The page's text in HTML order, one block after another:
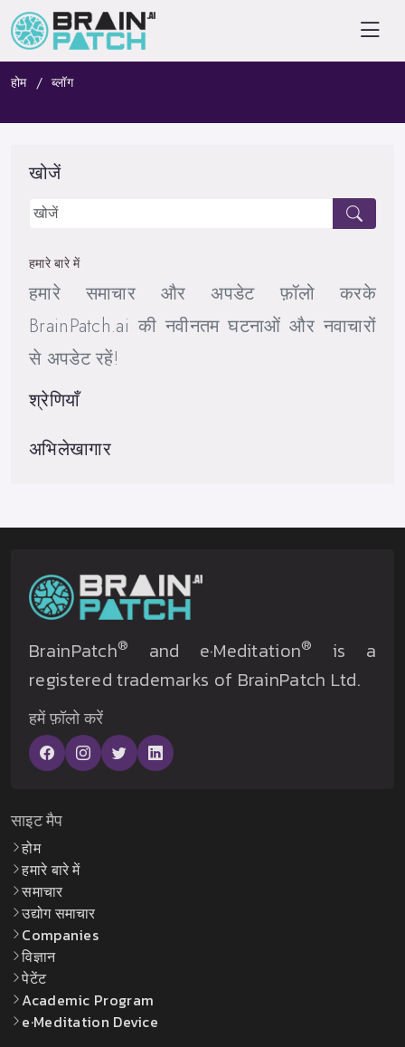
होम ब्लॉग
खोजें
हमारे बारे में
हमारे समाचार और अपडेट फ़ॉलो करके
BrainPatch.ai की नवीनतम घटनाओं और नवाचारों
से अपडेट रहें!
श्रेणियाँ
अभिलेखागार
BrainPatch® and e·Meditation®
is a
registered trademarks of BrainPatch Ltd.
हमें फ़ॉलो करें
साइट मैप
होम
हमारे बारे में
समाचार
उद्योग समाचार
Companies
विज्ञान
पेटेंट
Academic Program
e·Meditation Device